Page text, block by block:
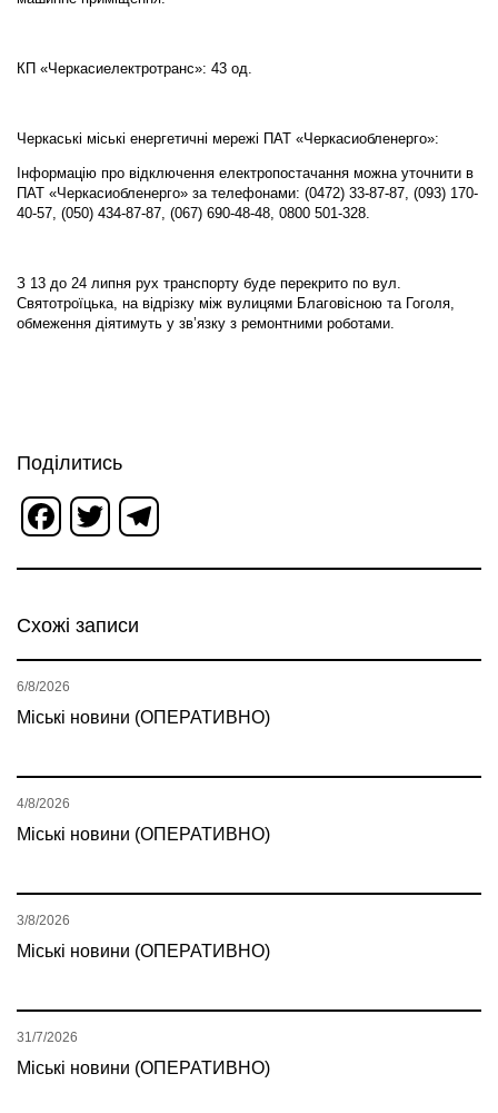
КП «Черкасиелектротранс»: 43 од.
Черкаські міські енергетичні мережі ПАТ «Черкасиобленерго»:
Інформацію про відключення електропостачання можна уточнити в
ПАТ «Черкасиобленерго» за телефонами: (0472) 33-87-87, (093) 170-
40-57, (050) 434-87-87, (067) 690-48-48, 0800 501-328.
З 13 до 24 липня рух транспорту буде перекрито по вул.
Святотроїцька, на відрізку між вулицями Благовісною та Гоголя,
обмеження діятимуть у зв’язку з ремонтними роботами.
Поділитись
Facebook
Twitter
Схожі записи
Міські новини (ОПЕРАТИВНО)
6/8/2026
Міські новини (ОПЕРАТИВНО)
4/8/2026
Міські новини (ОПЕРАТИВНО)
3/8/2026
Міські новини (ОПЕРАТИВНО)
31/7/2026